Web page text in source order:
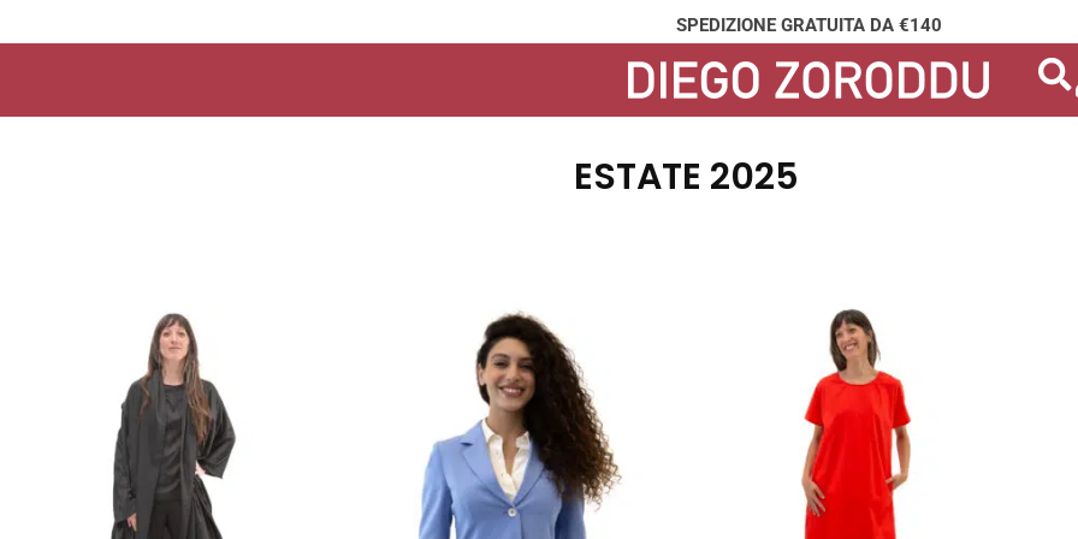
SPEDIZIONE GRATUITA DA €140
ESTATE 2025